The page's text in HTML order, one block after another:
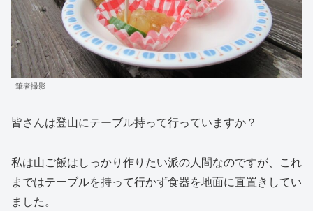
筆者撮影
皆さんは登山にテーブル持って行っていますか？
私は山ご飯はしっかり作りたい派の人間なのですが、これ
まではテーブルを持って行かず食器を地面に直置きしてい
ました。